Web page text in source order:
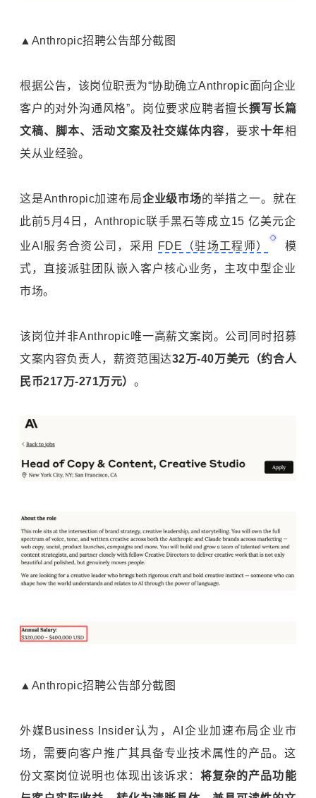
▲Anthropic招聘公告部分截图
根据公告，该岗位职责为“协助确立Anthropic面向企业
客户的对外沟通风格”。岗位要求应聘者擅长撰写长篇
文稿、脚本、活动文案及社交媒体内容，要求十年相
关从业经验。
这是Anthropic加速布局企业级市场的举措之一。就在
此前5月4日，Anthropic联手黑石等成立15 亿美元企
业AI服务合资公司，采用 FDE（驻场工程师）
模
式，直接派驻团队嵌入客户核心业务，主攻中型企业
市场。
该岗位并非Anthropic唯一高薪文案岗。公司同时招募
文案内容负责人，薪资范围达32万-40万美元（约合人
民币217万-271万元） 。
▲Anthropic招聘公告部分截图
外媒Business Insider认为，AI企业加速布局企业市
场，需要向客户推广其具备专业技术属性的产品。这
份文案岗位说明也体现出该诉求：将复杂的产品功能